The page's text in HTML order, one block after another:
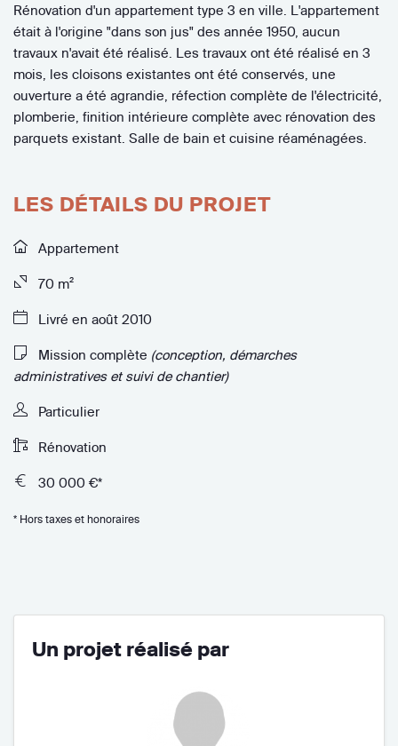
Rénovation d'un appartement type 3 en ville. L'appartement
était à l'origine "dans son jus" des année 1950, aucun
travaux n'avait été réalisé. Les travaux ont été réalisé en 3
mois, les cloisons existantes ont été conservés, une
ouverture a été agrandie, réfection complète de l'électricité,
plomberie, finition intérieure complète avec rénovation des
parquets existant. Salle de bain et cuisine réaménagées.
LES DÉTAILS DU PROJET
Appartement
70 m²
Livré en août 2010
Mission complète (conception, démarches
administratives et suivi de chantier)
Particulier
Rénovation
30 000 €*
* Hors taxes et honoraires
Un projet réalisé par